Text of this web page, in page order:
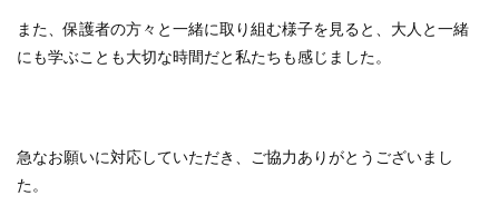
また、保護者の方々と一緒に取り組む様子を見ると、大人と一緒
にも学ぶことも大切な時間だと私たちも感じました。
急なお願いに対応していただき、ご協力ありがとうございまし
た。